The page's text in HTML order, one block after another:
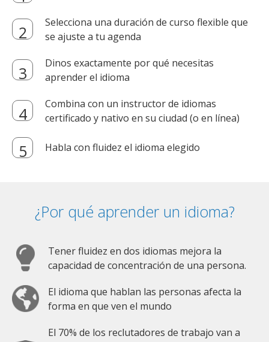
Selecciona una duración de curso flexible que
se ajuste a tu agenda
Dinos exactamente por qué necesitas
aprender el idioma
Combina con un instructor de idiomas
certificado y nativo en su ciudad (o en línea)
Habla con fluidez el idioma elegido
¿Por qué aprender un idioma?
Tener fluidez en dos idiomas mejora la
capacidad de concentración de una persona.
El idioma que hablan las personas afecta la
forma en que ven el mundo
El 70% de los reclutadores de trabajo van a